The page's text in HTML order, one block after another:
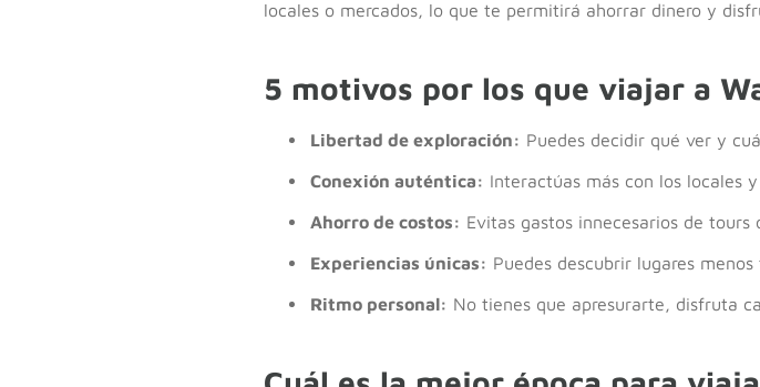
locales o mercados, lo que te permitirá ahorrar dinero y
5 motivos por los que viajar a
Libertad de exploración: Puedes decidir qué ver y
Conexión auténtica: Interactúas más con los locales
Ahorro de costos: Evitas gastos innecesarios de tours
Experiencias únicas: Puedes descubrir lugares menos
Ritmo personal: No tienes que apresurarte, disfruta